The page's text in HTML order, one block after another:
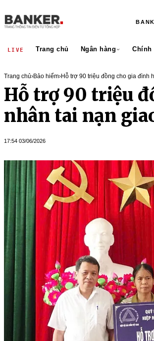
LIVE Trang chủ Ngân hàng Chính
Trang chủ›Bảo hiểm›Hỗ trợ 90 triệu đồng cho gia đình
Hỗ trợ 90 triệu
nhân tai nạn
17:54 03/06/2026